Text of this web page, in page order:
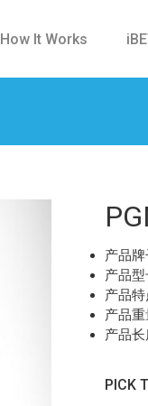
How It Works
产品牌
产品型
产品
产品重
产品
PICK